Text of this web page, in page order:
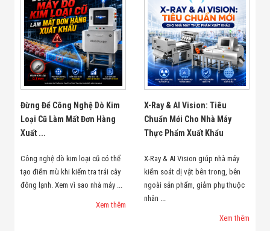
Đừng Để Công Nghệ Dò Kim
Loại Cũ Làm Mất Đơn Hàng
Xuất ...
Công nghệ dò kim loại cũ có thể
tạo điểm mù khi kiểm tra trái cây
đông lạnh. Xem vì sao nhà máy ...
Xem thêm
X-Ray & AI Vision: Tiêu
Chuẩn Mới Cho Nhà Máy
Thực Phẩm Xuất Khẩu
X-Ray & AI Vision giúp nhà máy
kiểm soát dị vật bên trong, bên
ngoài sản phẩm, giảm phụ thuộc
nhân ...
Xem thêm